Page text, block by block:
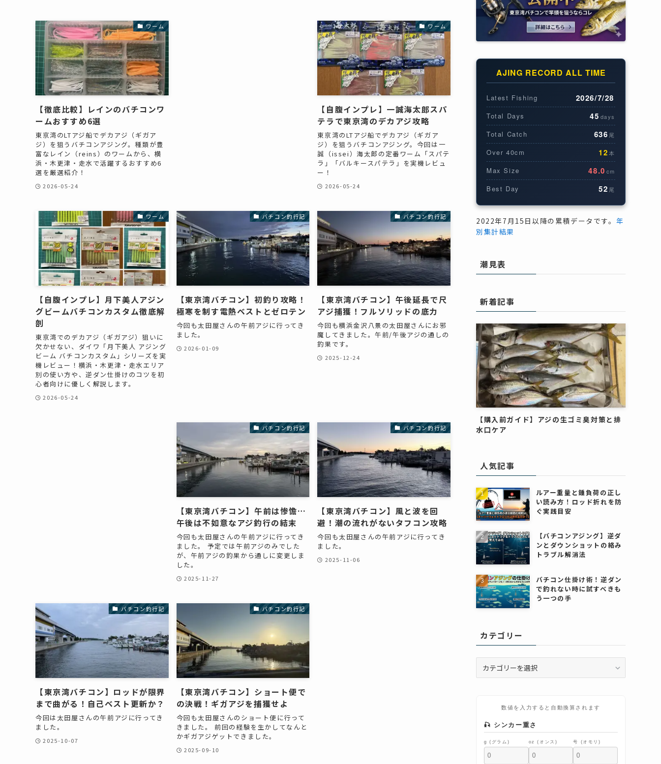
ワーム
【徹底比較】レインのバチコンワ
ームおすすめ6選
東京湾のLTアジ船でデカアジ（ギガア
ジ）を狙うバチコンアジング。種類が豊
富なレイン（reins）のワームから、横
浜・木更津・走水で活躍するおすすめ6
選を厳選紹介！
2026-05-24
ワーム
【自腹インプレ】一誠海太郎スパ
テラで東京湾のデカアジ攻略
東京湾のLTアジ船でデカアジ（ギガア
ジ）を狙うバチコンアジング。今回は一
誠（issei）海太郎の定番ワーム「スパテ
ラ」「バルキースパテラ」を実機レビュ
ー！
2026-05-24
ワーム
【自腹インプレ】月下美人アジン
グビームバチコンカスタム徹底解
剖
東京湾でのデカアジ（ギガアジ）狙いに
欠かせない、ダイワ「月下美人 アジング
ビーム バチコンカスタム」シリーズを実
機レビュー！横浜・木更津・走水エリア
別の使い方や、逆ダン仕掛けのコツを初
心者向けに優しく解説します。
2026-05-24
バチコン釣行記
【東京湾バチコン】初釣り攻略！
極寒を制す電熱ベストとゼロテン
今回も太田屋さんの午前アジに行ってき
ました。
2026-01-09
バチコン釣行記
【東京湾バチコン】午後延長で尺
アジ捕獲！フルソリッドの底力
今回も横浜金沢八景の太田屋さんにお邪
魔してきました。午前/午後アジの通しの
釣果です。
2025-12-24
バチコン釣行記
【東京湾バチコン】午前は惨憺…
午後は不如意なアジ釣行の結末
今回も太田屋さんの午前アジに行ってき
ました。 予定では午前アジのみでした
が、午前アジの釣果から通しに変更しま
した。
2025-11-27
バチコン釣行記
【東京湾バチコン】風と波を回
避！潮の流れがないタフコン攻略
今回も太田屋さんの午前アジに行ってき
ました。
2025-11-06
バチコン釣行記
【東京湾バチコン】ロッドが限界
まで曲がる！自己ベスト更新か？
今回は太田屋さんの午前アジに行ってき
ました。
2025-10-07
バチコン釣行記
【東京湾バチコン】ショート便で
の決戦！ギガアジを捕獲せよ
今回も太田屋さんのショート便に行って
きました。 前回の経験を生かしてなんと
かギガアジゲットできました。
2025-09-10
AJING RECORD ALL TIME
Latest Fishing 2026/7/28
Total Days 45 days
Total Catch 636 尾
Over 40cm 12 本
Max Size 48.0 cm
Best Day 52 尾
2022年7月15日以降の累積データです。 年
別集計結果
潮見表
新着記事
【購入前ガイド】アジの生ゴミ臭対策と排
水口ケア
人気記事
ルアー重量と錘負荷の正し
い読み方！ロッド折れを防
ぐ実践目安
【バチコンアジング】逆ダ
ンとダウンショットの絡み
トラブル解消法
バチコン仕掛け術！逆ダン
で釣れない時に試すべきも
う一つの手
カテゴリー
テ
数値を入力すると自動換算されます
🎣 シンカー重さ
g (グラム) oz (オンス) 号 (オモリ)